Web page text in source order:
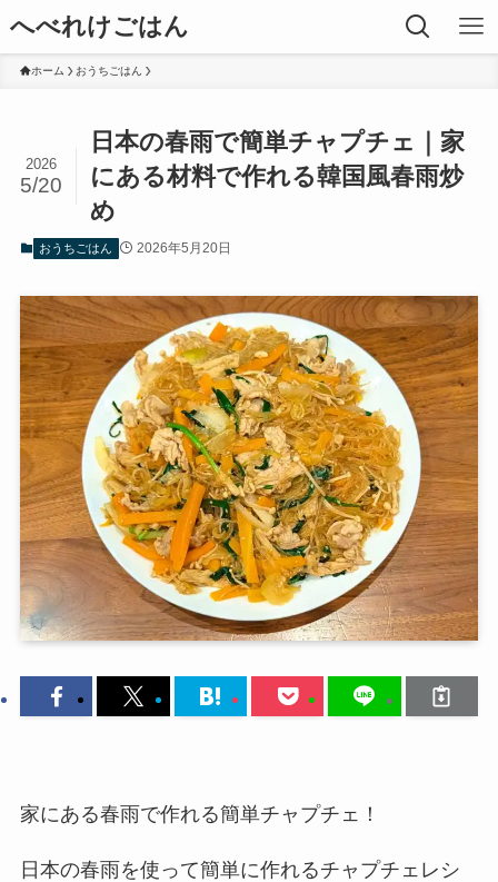
へべれけごはん
ホーム おうちごはん
日本の春雨で簡単チャプチェ｜家
にある材料で作れる韓国風春雨炒
め
2026
5/20
おうちごはん 2026年5月20日
家にある春雨で作れる簡単チャプチェ！
日本の春雨を使って簡単に作れるチャプチェレシ